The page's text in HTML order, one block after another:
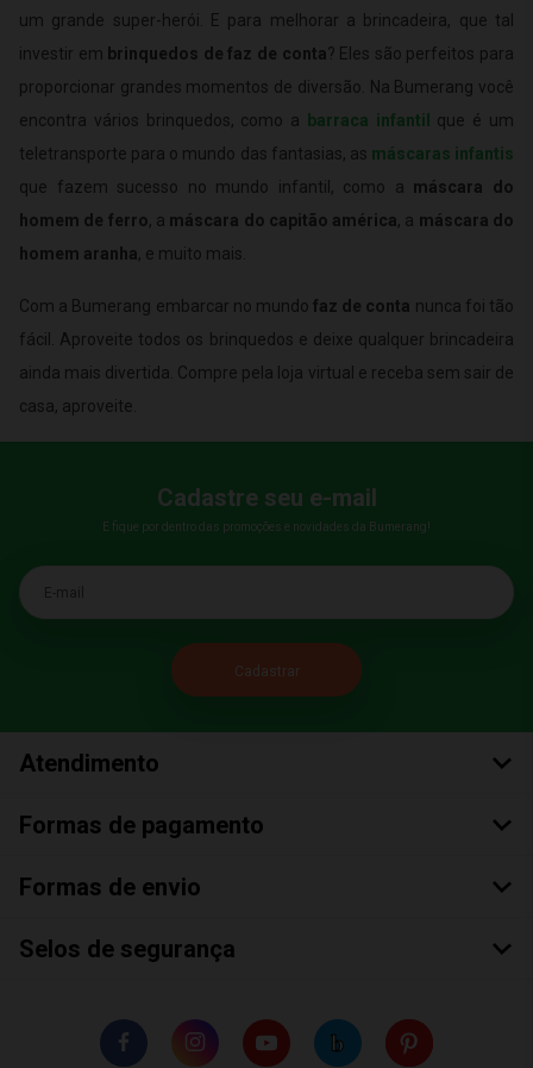
um grande super-herói. E para melhorar a brincadeira, que tal
investir em brinquedos de faz de conta? Eles são perfeitos para
proporcionar grandes momentos de diversão. Na Bumerang você
encontra vários brinquedos, como a
barraca infantil
que é um
teletransporte para o mundo das fantasias, as máscaras infantis
que fazem sucesso no mundo infantil, como a máscara do
homem de ferro, a máscara do capitão américa, a máscara do
homem aranha, e muito mais.
Com a Bumerang embarcar no mundofaz de conta nunca foi tão
fácil. Aproveite todos os brinquedos e deixe qualquer brincadeira
ainda mais divertida. Compre pela loja virtual e receba sem sair de
casa, aproveite.
Cadastre seu e-mail
E fique por dentro das promoções e novidades da Bumerang!
E-mail
Atendimento
Formas de pagamento
Formas de envio
Selos de segurança